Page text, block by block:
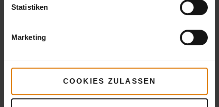
Statistiken
Marketing
COOKIES ZULASSEN